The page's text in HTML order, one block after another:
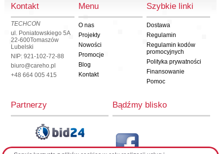
Kontakt
TECHCON
ul. Poniatowskiego 5A
22-600Tomaszów
Lubelski
NIP: 921-102-72-88
biuro@careho.pl
+48 664 005 415
Menu
O nas
Projekty
Nowości
Promocje
Blog
Kontakt
Szybkie linki
Dostawa
Regulamin
Regulamin kodów
promocyjnych
Polityka prywatności
Finansowanie
Pomoc
Partnerzy Bądźmy blisko